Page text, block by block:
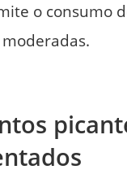
o consumo